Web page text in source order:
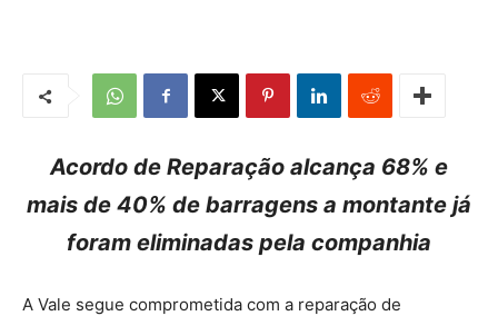
Acordo de Reparação alcança 68% e
mais de 40% de barragens a montante já
foram eliminadas pela companhia
A Vale segue comprometida com a reparação de